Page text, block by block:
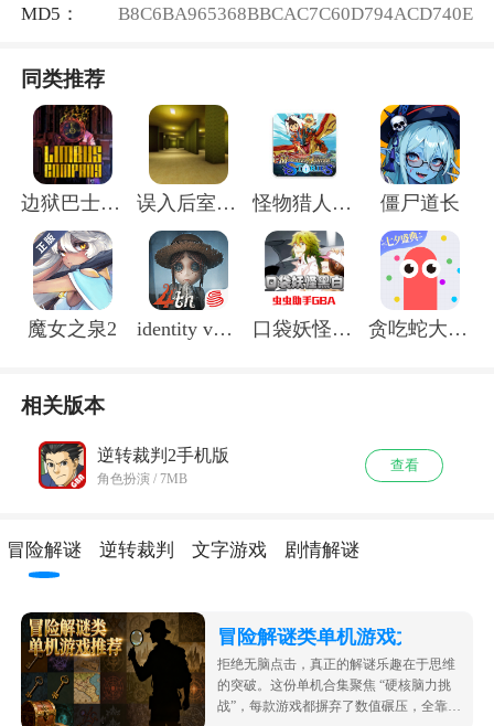
MD5： B8C6BA965368BBCAC7C60D794ACD740E
同类推荐
边狱巴士公司安卓版 误入后室联机版 怪物猎人物语手机版 僵尸道长
魔女之泉2 identity v国际服 口袋妖怪黑白 贪吃蛇大作战无敌版
相关版本
逆转裁判2手机版
角色扮演/ 7MB
查看
冒险解谜 逆转裁判 文字游戏 剧情解谜
冒险解谜类单机游戏大全
拒绝无脑点击，真正的解谜乐趣在于思维
的突破。这份单机合集聚焦 “硬核脑力挑
战”，每款游戏都摒弃了数值碾压，全靠逻